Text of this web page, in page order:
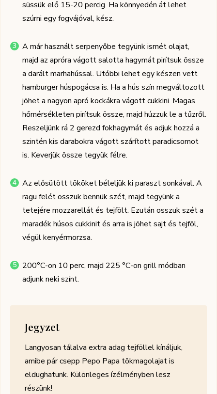
süssük elő 15-20 percig. Ha könnyedén át lehet
szúrni egy fogvájóval, kész.
A már használt serpenyőbe tegyünk ismét olajat,
majd az apróra vágott salotta hagymát pirítsuk össze
a darált marhahússal. Utóbbi lehet egy készen vett
hamburger húspogácsa is. Ha a hús szín megváltozott
jöhet a nagyon apró kockákra vágott cukkini. Magas
hőmérsékleten pirítsuk össze, majd húzzuk le a tűzről.
Reszeljünk rá 2 gerezd fokhagymát és adjuk hozzá a
szintén kis darabokra vágott szárított paradicsomot
is. Keverjük össze tegyük félre.
Az elősütött tököket béleljük ki paraszt sonkával. A
ragu felét osszuk bennük szét, majd tegyünk a
tetejére mozzarellát és tejfölt. Ezután osszuk szét a
maradék húsos cukkinit és arra is jöhet sajt és tejföl,
végül kenyérmorzsa.
200°C-on 10 perc, majd 225 °C-on grill módban
adjunk neki színt.
Jegyzet
Langyosan tálalva extra adag tejföllel kínáljuk,
amibe pár csepp Pepo Papa tökmagolajat is
eldughatunk. Különleges ízélményben lesz
részünk!